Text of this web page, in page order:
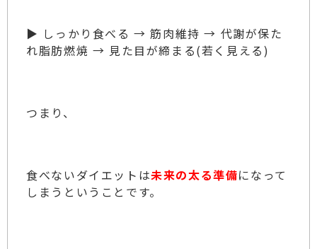
▶ しっかり食べる → 筋肉維持 → 代謝が保た
れ脂肪燃焼 → 見た目が締まる(若く見える)
つまり、
食べないダイエットは未来の太る準備になって
しまうということです。